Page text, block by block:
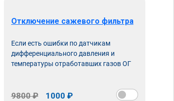
Отключение сажевого фильтра
Если есть ошибки по датчикам
дифференциального давления и
температуры отработавших газов ОГ
9800 ₽ 1000 ₽